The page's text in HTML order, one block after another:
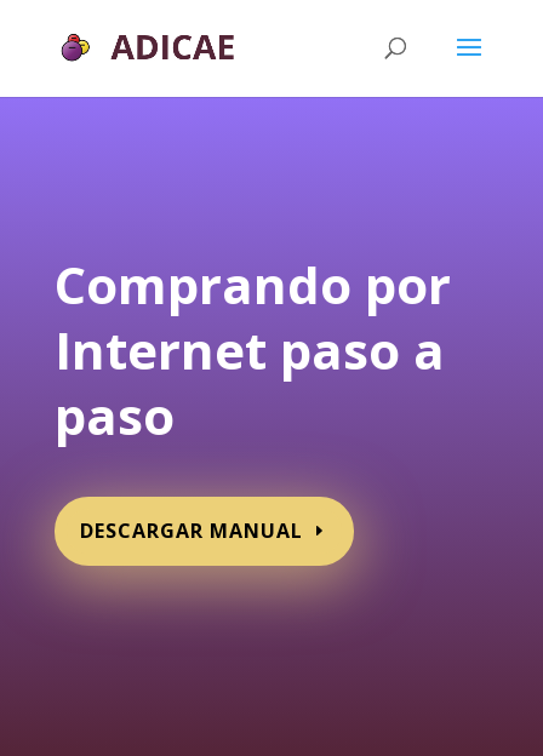
Comprando por
Internet paso a
paso
DESCARGAR MANUAL